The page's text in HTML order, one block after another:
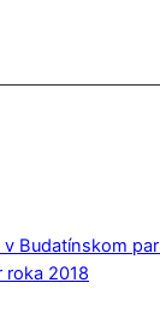
Budatínskom
roka 2018